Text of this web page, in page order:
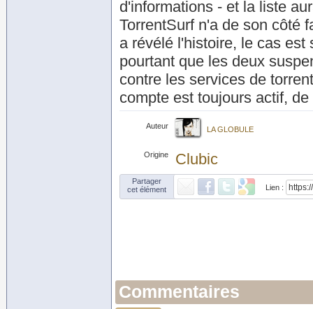
d'informations - et la liste
TorrentSurf n'a de son côté
a révélé l'histoire, le cas est
pourtant que les deux
contre les services de
compte est toujours actif,
Auteur LA GLOBULE
Origine Clubic
Partager
cet élément
Lien :
Commentaires